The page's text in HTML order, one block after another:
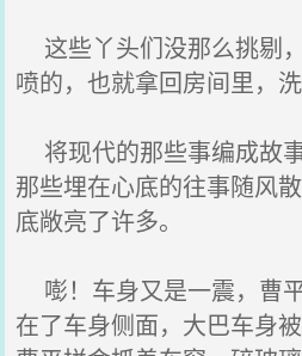
这些丫头们没那么挑剔
喷的，也就拿回房间里，洗
将现代的那些事编成故
那些埋在心底的往事随风
底敞亮了许多。
嘭！车身又是一震，曹
在了车身侧面，大巴车身